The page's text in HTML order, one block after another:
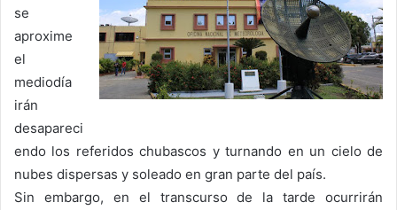
se
aproxime
el
mediodía
irán
desapareci
endo los referidos chubascos y turnando en un cielo de
nubes dispersas y soleado en gran parte del país.
Sin embargo, en el transcurso de la tarde ocurrirán